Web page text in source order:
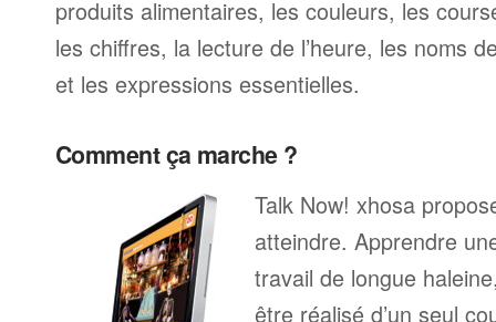
produits alimentaires, les couleurs, les
les chiffres, la lecture de l’heure, les noms
et les expressions essentielles.
Comment ça marche ?
Talk Now! xhosa
atteindre. Apprendre
travail de longue
être réalisé d’un seul